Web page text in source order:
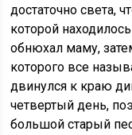
достаточно света,
которой
обнюхал маму,
которого все
двинулся к краю
четвертый день,
большой старый